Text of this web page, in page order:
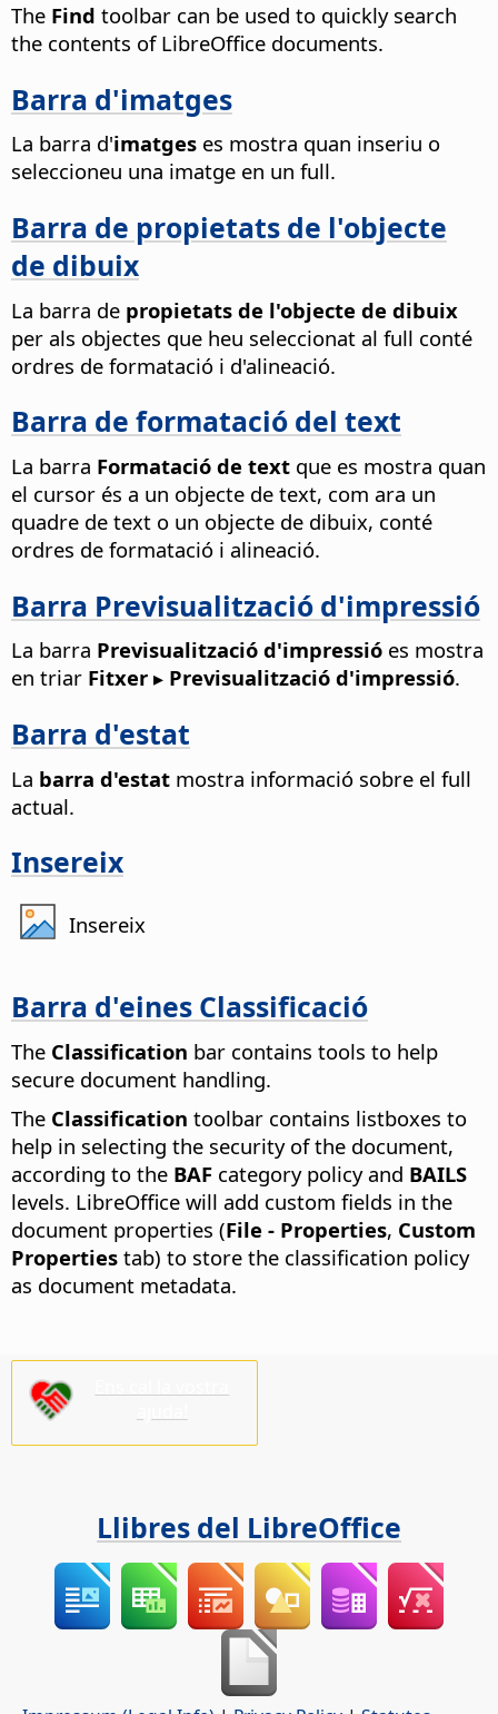
The Find toolbar can be used to quickly search
the contents of LibreOffice documents.
Barra d'imatges
La barra d'imatges es mostra quan inseriu o
seleccioneu una imatge en un full.
Barra de propietats de l'objecte
de dibuix
La barra de propietats de l'objecte de dibuix
per als objectes que heu seleccionat al full conté
ordres de formatació i d'alineació.
Barra de formatació del text
La barra Formatació de text que es mostra quan
el cursor és a un objecte de text, com ara un
quadre de text o un objecte de dibuix, conté
ordres de formatació i alineació.
Barra Previsualització d'impressió
La barra Previsualització d'impressió es mostra
en triar Fitxer ▸ Previsualització d'impressió.
Barra d'estat
La barra d'estat mostra informació sobre el full
actual.
Insereix
Insereix
Barra d'eines Classificació
The Classification bar contains tools to help
secure document handling.
The Classification toolbar contains listboxes to
help in selecting the security of the document,
according to the BAF category policy and BAILS
levels. LibreOffice will add custom fields in the
document properties (File - Properties, Custom
Properties tab) to store the classification policy
as document metadata.
Llibres del LibreOffice